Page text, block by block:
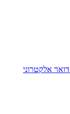
דואר אלקטרוני